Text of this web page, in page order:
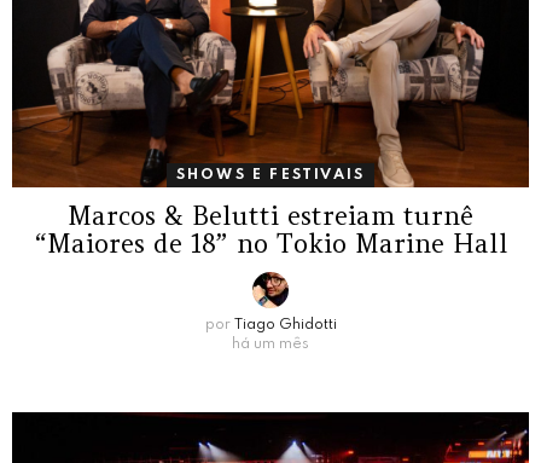
SHOWS E FESTIVAIS
Marcos & Belutti estreiam turnê
“Maiores de 18” no Tokio Marine Hall
por
Tiago Ghidotti
há um mês